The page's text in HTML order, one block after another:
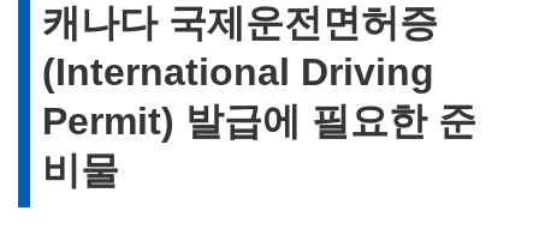
캐나다 국제운전면허증
(International Driving
Permit) 발급에 필요한 준
비물